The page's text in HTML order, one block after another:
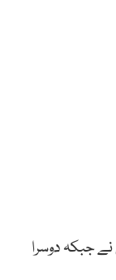
جبکہ دوسرا